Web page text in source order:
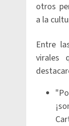
otros
a la
Entre
virales